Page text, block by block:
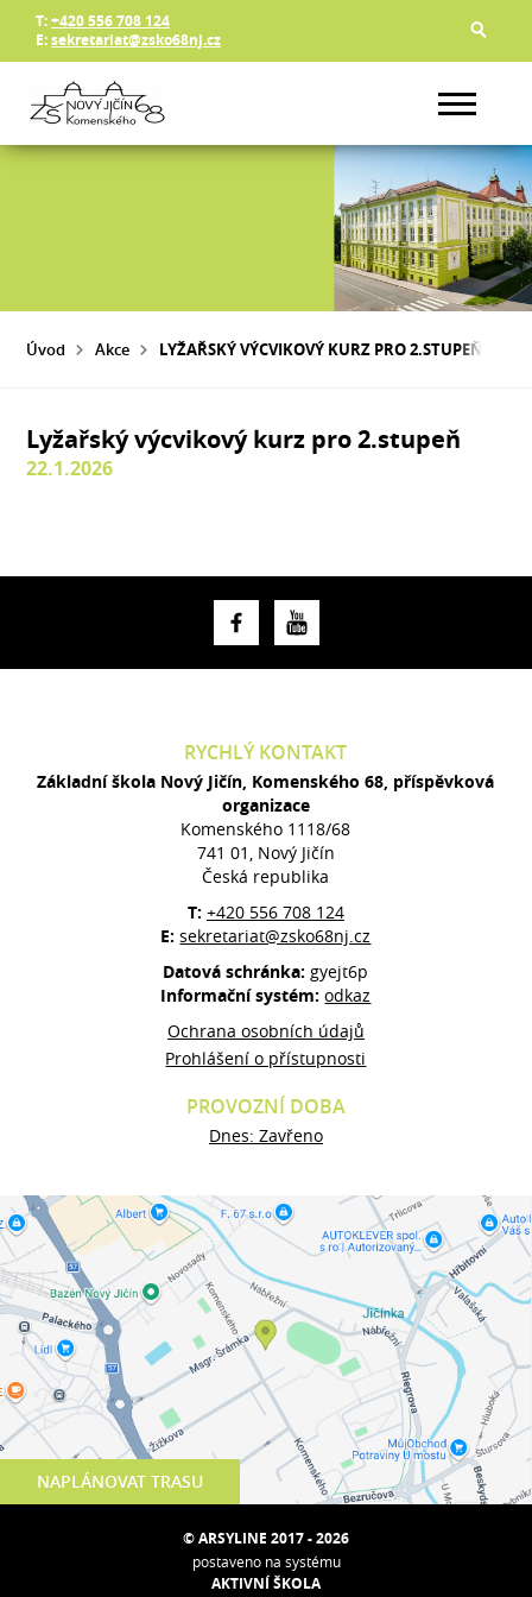
T:+420 556 708 124
E:sekretariat@zsko68nj.cz
Úvod Akce LYŽAŘSKÝ VÝCVIKOVÝ KURZ PRO 2.STUPEŇ
Lyžařský výcvikový kurz pro 2.stupeň
22.1.2026
NAPLÁNOVAT TRASU
RYCHLÝ KONTAKT
Základní škola Nový Jičín, Komenského 68, příspěvková
organizace
Komenského 1118/68
741 01, Nový Jičín
Česká republika
T: +420 556 708 124
E:sekretariat@zsko68nj.cz
Datová schránka:gyejt6p
Informační systém:odkaz
Ochrana osobních údajů
Prohlášení o přístupnosti
PROVOZNÍ DOBA
Dnes: Zavřeno
© ARSYLINE 2017 - 2026
postaveno na systému
AKTIVNÍ ŠKOLA